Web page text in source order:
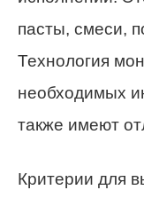
пасты, смеси,
Технология
необходимых
также имеют
Критерии для